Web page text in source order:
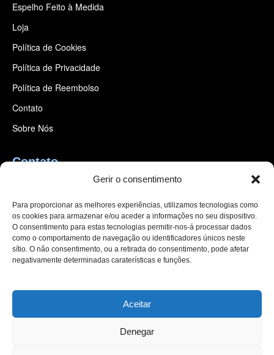
Gerir o consentimento
Para proporcionar as melhores experiências, utilizamos tecnologias como
os cookies para armazenar e/ou aceder a informações no seu dispositivo.
O consentimento para estas tecnologias permitir-nos-á processar dados
como o comportamento de navegação ou identificadores únicos neste
sítio. O não consentimento, ou a retirada do consentimento, pode afetar
negativamente determinadas caraterísticas e funções.
Aceitar
Denegar
Espelho Feito à Medida
Loja
Política de Cookies
Política de Privacidade
Política de Reembolso
Contato
Sobre Nós
Contato
Rua do Ferreirinho 281
Z.I. Giesteira
Águeda, Portugal
+351 914 836 780
mobanho@gmail.com
© 2025 MOBANHO-Lda. Todos os direitos reservados.